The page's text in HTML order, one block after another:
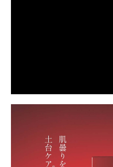
とした使用感。
肌の透明感等はまだ実